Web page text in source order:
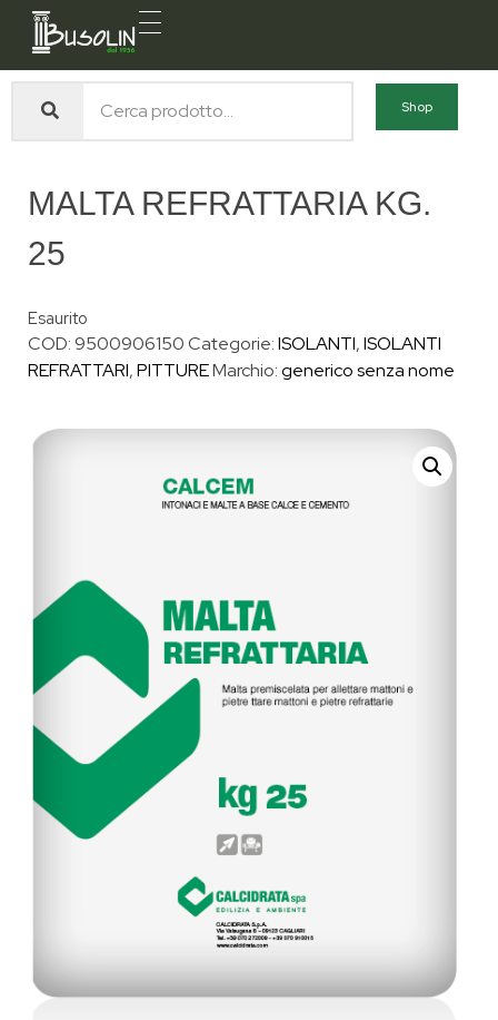
Busolin S.R.L.
Shop
MALTA REFRATTARIA KG.
25
Esaurito
COD:9500906150Categorie:ISOLANTI,ISOLANTI
REFRATTARI,PITTUREMarchio:generico senza nome